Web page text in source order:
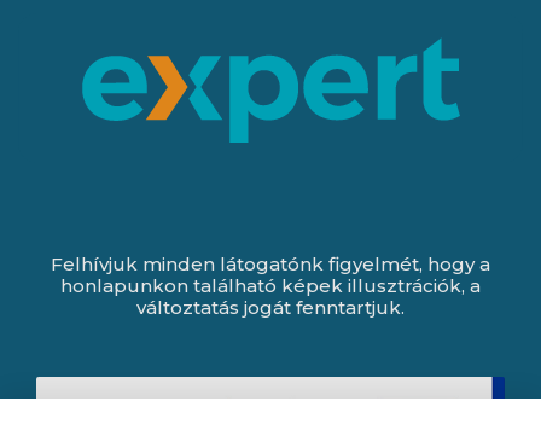
Felhívjuk minden látogatónk figyelmét, hogy a
honlapunkon található képek illusztrációk, a
változtatás jogát fenntartjuk.